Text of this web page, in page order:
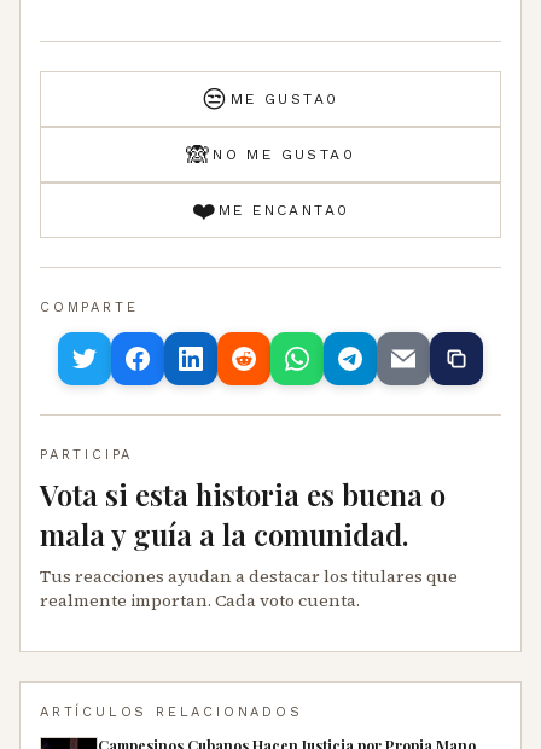
😒 ME GUSTA 0
🙈 NO ME GUSTA 0
❤️ ME ENCANTA 0
COMPARTE
PARTICIPA
Vota si esta historia es buena o
mala y guía a la comunidad.
Tus reacciones ayudan a destacar los titulares que
realmente importan. Cada voto cuenta.
ARTÍCULOS RELACIONADOS
Campesinos Cubanos Hacen Justicia por Propia Mano